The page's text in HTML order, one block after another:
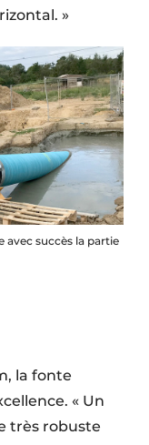
»
avec succès la partie
la fonte
« Un
très robuste